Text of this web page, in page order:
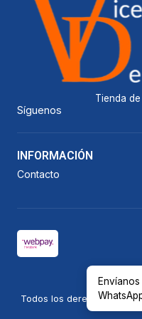
Tienda
Síguenos
INFORMACIÓN
Contacto
Todos los derechos